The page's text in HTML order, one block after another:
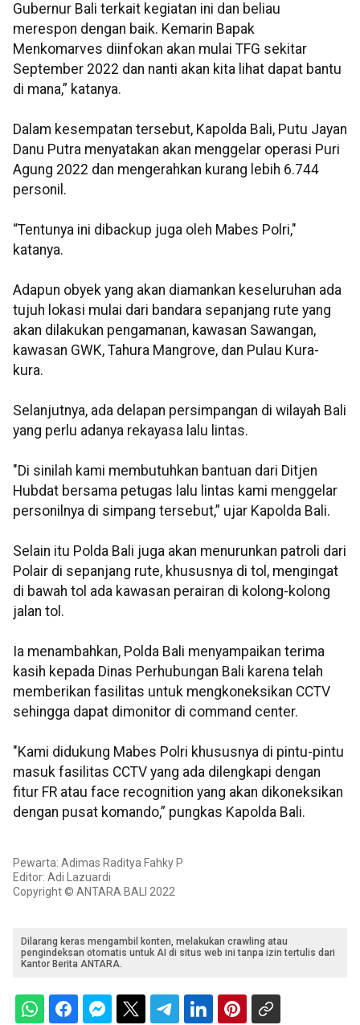
Gubernur Bali terkait kegiatan ini dan beliau
merespon dengan baik. Kemarin Bapak
Menkomarves diinfokan akan mulai TFG sekitar
September 2022 dan nanti akan kita lihat dapat bantu
di mana,” katanya.
Dalam kesempatan tersebut, Kapolda Bali, Putu Jayan
Danu Putra menyatakan akan menggelar operasi Puri
Agung 2022 dan mengerahkan kurang lebih 6.744
personil.
“Tentunya ini dibackup juga oleh Mabes Polri,"
katanya.
Adapun obyek yang akan diamankan keseluruhan ada
tujuh lokasi mulai dari bandara sepanjang rute yang
akan dilakukan pengamanan, kawasan Sawangan,
kawasan GWK, Tahura Mangrove, dan Pulau Kura-
kura.
Selanjutnya, ada delapan persimpangan di wilayah Bali
yang perlu adanya rekayasa lalu lintas.
"Di sinilah kami membutuhkan bantuan dari Ditjen
Hubdat bersama petugas lalu lintas kami menggelar
personilnya di simpang tersebut,” ujar Kapolda Bali.
Selain itu Polda Bali juga akan menurunkan patroli dari
Polair di sepanjang rute, khususnya di tol, mengingat
di bawah tol ada kawasan perairan di kolong-kolong
jalan tol.
Ia menambahkan, Polda Bali menyampaikan terima
kasih kepada Dinas Perhubungan Bali karena telah
memberikan fasilitas untuk mengkoneksikan CCTV
sehingga dapat dimonitor di command center.
"Kami didukung Mabes Polri khususnya di pintu-pintu
masuk fasilitas CCTV yang ada dilengkapi dengan
fitur FR atau face recognition yang akan dikoneksikan
dengan pusat komando,” pungkas Kapolda Bali.
Pewarta: Adimas Raditya Fahky P
Editor: Adi Lazuardi
Copyright © ANTARA BALI 2022
Dilarang keras mengambil konten, melakukan crawling atau
pengindeksan otomatis untuk AI di situs web ini tanpa izin tertulis dari
Kantor Berita ANTARA.